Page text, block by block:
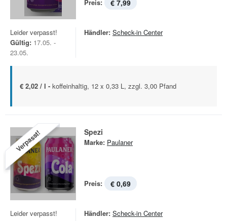
Preis: € 7,99
Leider verpasst!
Gültig: 17.05. -
23.05.
Händler: Scheck-in Center
€ 2,02 / l - koffeinhaltig, 12 x 0,33 L, zzgl. 3,00 Pfand
Verpasst! Spezi
Marke: Paulaner
Preis: € 0,69
Leider verpasst!
Händler: Scheck-in Center